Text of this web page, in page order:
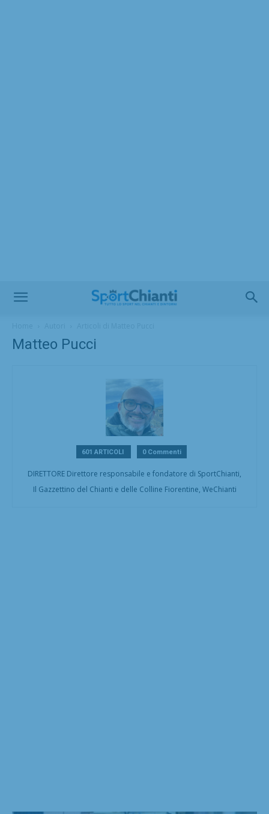
Matteo Pucci
601 ARTICOLI 0 Commenti
DIRETTORE Direttore responsabile e fondatore di SportChianti,
Il Gazzettino del Chianti e delle Colline Fiorentine, WeChianti